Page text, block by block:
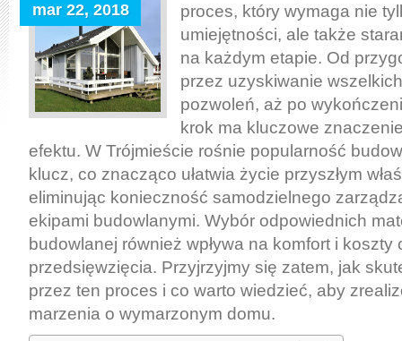
mar 22, 2018
proces, który wymaga nie
umiejętności, ale także
na każdym etapie. Od
przez uzyskiwanie
pozwoleń, aż po
krok ma kluczowe
efektu. W Trójmieście rośnie popularność
klucz, co znacząco ułatwia życie przyszłym
eliminując konieczność samodzielnego
ekipami budowlanymi. Wybór odpowiednich
budowlanej również wpływa na komfort i koszty
przedsięwzięcia. Przyjrzyjmy się zatem, jak
przez ten proces i co warto wiedzieć, aby
marzenia o wymarzonym domu.